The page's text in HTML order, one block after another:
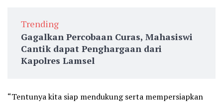
Trending
Gagalkan Percobaan Curas, Mahasiswi
Cantik dapat Penghargaan dari
Kapolres Lamsel
“Tentunya kita siap mendukung serta mempersiapkan